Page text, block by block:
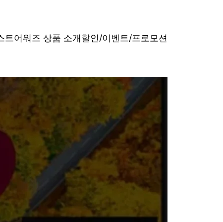
트어워즈 상품 소개할인/이벤트/프로모션